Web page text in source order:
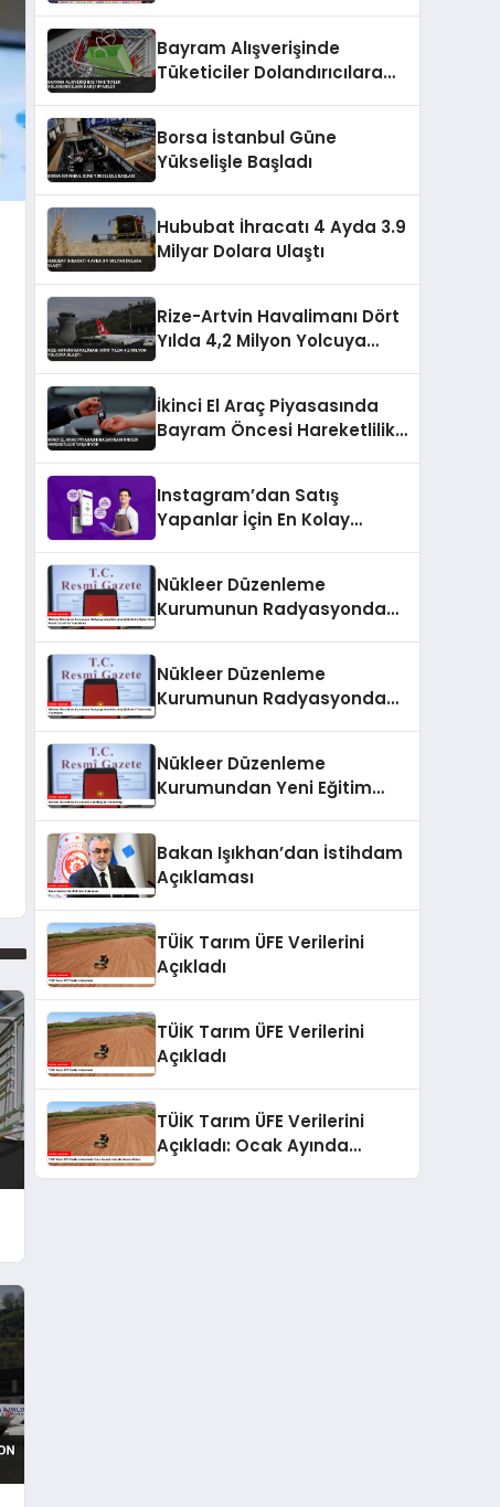
Bayram Alışverişinde
Tüketiciler Dolandırıcılara
Borsa İstanbul Güne
Yükselişle Başladı
Hububat İhracatı 4 Ayda 3.9
Milyar Dolara Ulaştı
Rize-Artvin Havalimanı Dört
Yılda 4,2 Milyon Yolcuya
İkinci El Araç Piyasasında
Bayram Öncesi Hareketlilik
Instagram’dan Satış
Yapanlar İçin En Kolay
Nükleer Düzenleme
Kurumunun Radyasyondan
Gazete’de Yayımlandı
Nükleer Düzenleme
Kurumunun Radyasyondan
Nükleer Düzenleme
Kurumundan Yeni Eğitim
Bakan Işıkhan’dan İstihdam
Açıklaması
TÜİK Tarım ÜFE Verilerini
Açıkladı
TÜİK Tarım ÜFE Verilerini
Açıkladı
TÜİK Tarım ÜFE Verilerini
Açıkladı: Ocak Ayında